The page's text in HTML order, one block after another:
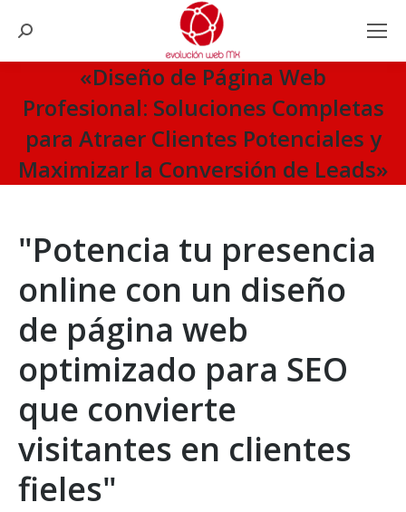
Search:
«Diseño de Página Web
Profesional: Soluciones Completas
para Atraer Clientes Potenciales y
Maximizar la Conversión de Leads»
"Potencia tu presencia
online con un diseño
de página web
optimizado para SEO
que convierte
visitantes en clientes
fieles"